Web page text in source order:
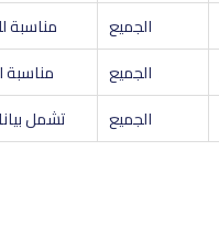
الجميع
مناسبة
الجميع
مناسبة
الجميع تشمل